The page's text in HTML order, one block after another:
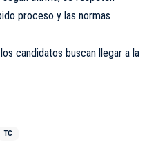
proceso y las normas
candidatos buscan llegar a la
TC